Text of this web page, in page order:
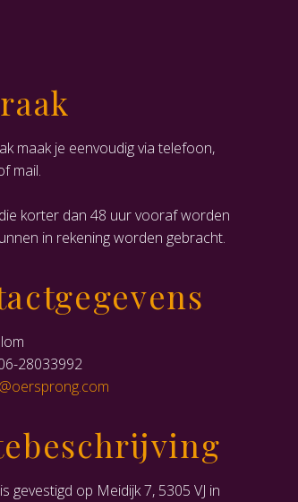
maak je eenvoudig via telefoon,
mail.
korter dan 48 uur vooraf worden
in rekening worden gebracht.
28033992
gevestigd op Meidijk 7, 5305 VJ in